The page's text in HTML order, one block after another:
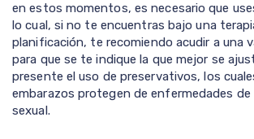
en estos momentos, es necesario que
lo cual, si no te encuentras bajo una
planificación, te recomiendo acudir a una
para que se te indique la que mejor se
presente el uso de preservativos, los
embarazos protegen de enfermedades
sexual.